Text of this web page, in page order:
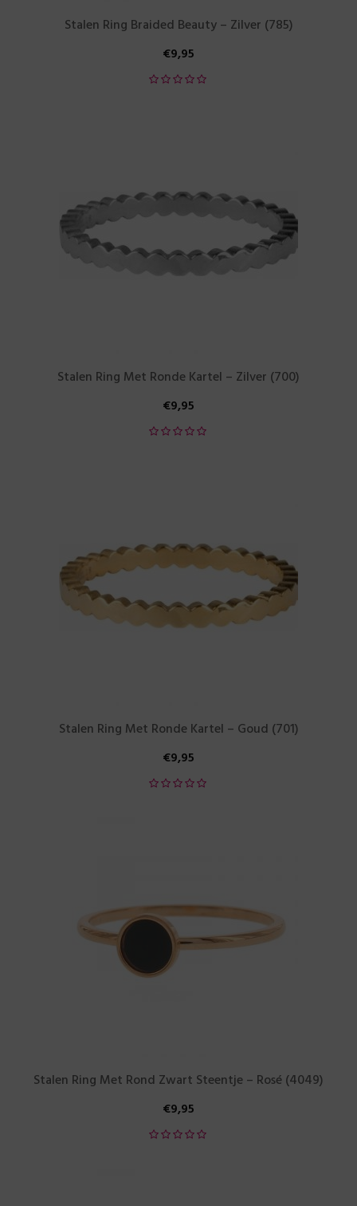
Stalen Ring Braided Beauty – Zilver (785)
€9,95
Stalen Ring Met Ronde Kartel – Zilver (700)
€9,95
Stalen Ring Met Ronde Kartel – Goud (701)
€9,95
Stalen Ring Met Rond Zwart Steentje – Rosé (4049)
€9,95